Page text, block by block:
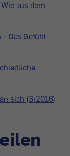
aus dem
- Das Gefühl
sich (3/2016)